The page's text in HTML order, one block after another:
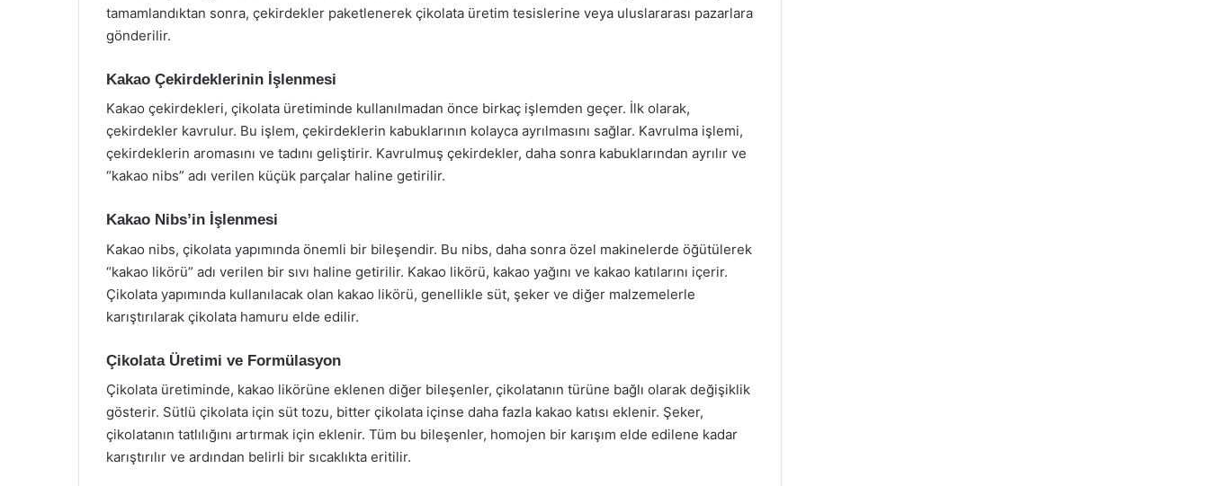
tamamlandıktan sonra, çekirdekler paketlenerek çikolata üretim tesislerine veya uluslararası pazarlara
gönderilir.
Kakao Çekirdeklerinin İşlenmesi
Kakao çekirdekleri, çikolata üretiminde kullanılmadan önce birkaç işlemden geçer. İlk olarak,
çekirdekler kavrulur. Bu işlem, çekirdeklerin kabuklarının kolayca ayrılmasını sağlar. Kavrulma işlemi,
çekirdeklerin aromasını ve tadını geliştirir. Kavrulmuş çekirdekler, daha sonra kabuklarından ayrılır ve
“kakao nibs” adı verilen küçük parçalar haline getirilir.
Kakao Nibs’in İşlenmesi
Kakao nibs, çikolata yapımında önemli bir bileşendir. Bu nibs, daha sonra özel makinelerde öğütülerek
“kakao likörü” adı verilen bir sıvı haline getirilir. Kakao likörü, kakao yağını ve kakao katılarını içerir.
Çikolata yapımında kullanılacak olan kakao likörü, genellikle süt, şeker ve diğer malzemelerle
karıştırılarak çikolata hamuru elde edilir.
Çikolata Üretimi ve Formülasyon
Çikolata üretiminde, kakao likörüne eklenen diğer bileşenler, çikolatanın türüne bağlı olarak değişiklik
gösterir. Sütlü çikolata için süt tozu, bitter çikolata içinse daha fazla kakao katısı eklenir. Şeker,
çikolatanın tatlılığını artırmak için eklenir. Tüm bu bileşenler, homojen bir karışım elde edilene kadar
karıştırılır ve ardından belirli bir sıcaklıkta eritilir.